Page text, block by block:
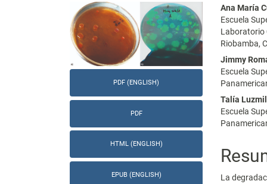
Barra
lateral
del
artículo
PDF (ENGLISH)
PDF
HTML (ENGLISH)
EPUB (ENGLISH)
del
Ana María
Escuela
Laboratorio
Riobamba,
Jimmy
Escuela
Talía
Escuela
La